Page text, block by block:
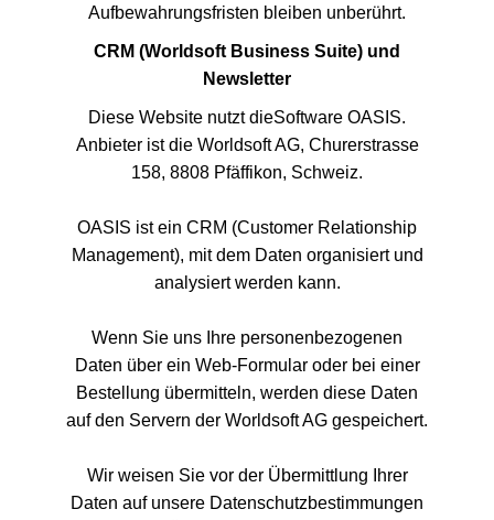
Aufbewahrungsfristen bleiben unberührt.
CRM (Worldsoft Business Suite) und
Newsletter
Diese Website nutzt dieSoftware OASIS.
Anbieter ist die Worldsoft AG, Churerstrasse
158, 8808 Pfäffikon, Schweiz.
OASIS ist ein CRM (Customer Relationship
Management), mit dem Daten organisiert und
analysiert werden kann.
Wenn Sie uns Ihre personenbezogenen
Daten über ein Web-Formular oder bei einer
Bestellung übermitteln, werden diese Daten
auf den Servern der Worldsoft AG gespeichert.
Wir weisen Sie vor der Übermittlung Ihrer
Daten auf unsere Datenschutzbestimmungen